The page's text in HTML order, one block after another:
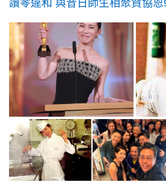
讚零違和 與昔日師生相聚賀協